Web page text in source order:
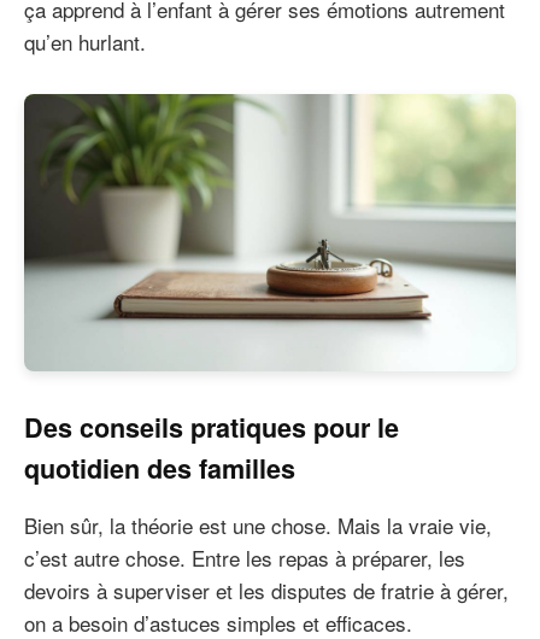
ça apprend à l’enfant à gérer ses émotions autrement
qu’en hurlant.
Des conseils pratiques pour le
quotidien des familles
Bien sûr, la théorie est une chose. Mais la vraie vie,
c’est autre chose. Entre les repas à préparer, les
devoirs à superviser et les disputes de fratrie à gérer,
on a besoin d’astuces simples et efficaces.